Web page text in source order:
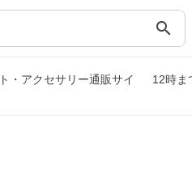
search
・アクセサリー通販サイ
12時ま